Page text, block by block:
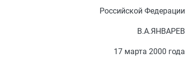
Российской Федерации
В.А.ЯНВАРЕВ
17 марта 2000 года